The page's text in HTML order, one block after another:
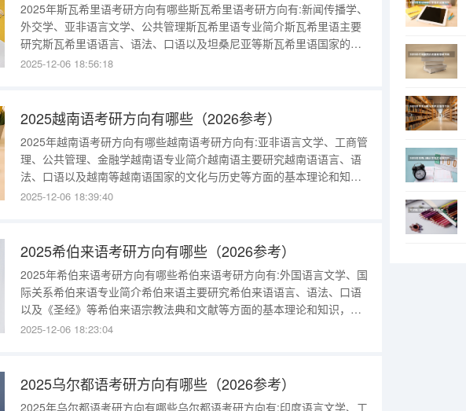
2025年斯瓦希里语考研方向有哪些斯瓦希里语考研方向有:新闻传播学、
外交学、亚非语言文学、公共管理斯瓦希里语专业简介斯瓦希里语主要
研究斯瓦希里语语言、语法、口语以及坦桑尼亚等斯瓦希里语国家的文
化与历史等方面的基本理论和知识，接受斯瓦希里语听、说、读、写、
的官方语言，主要分
2025-12-06 18:56:18
2025越南语考研方向有哪些（2026参考）
2025年越南语考研方向有哪些越南语考研方向有:亚非语言文学、工商管
理、公共管理、金融学越南语专业简介越南语主要研究越南语语言、语
法、口语以及越南等越南语国家的文化与历史等方面的基本理论和知
识，接受越南语听、说、读、写、译等方面的技能训练，进行越南语的
族）聚居地区。关
2025-12-06 18:39:40
2025希伯来语考研方向有哪些（2026参考）
2025年希伯来语考研方向有哪些希伯来语考研方向有:外国语言文学、国
际关系希伯来语专业简介希伯来语主要研究希伯来语语言、语法、口语
以及《圣经》等希伯来语宗教法典和文献等方面的基本理论和知识，接
受希伯来语听、说、读、写、译等方面的技能训练，进行希伯来语的翻
教法典及文献之中。
2025-12-06 18:23:04
2025乌尔都语考研方向有哪些（2026参考）
2025年乌尔都语考研方向有哪些乌尔都语考研方向有:印度语言文学、工